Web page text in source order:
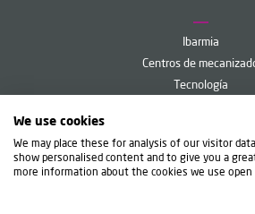
Ibarmia
Centros de
Tecnología
IBARMIA INNOVATEK,
We use cookies
We may place these for analysis of our visitor
show personalised content and to give you a
more information about the cookies we use